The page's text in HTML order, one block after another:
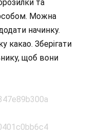
та
Можна
начинку.
какао. Зберігати
щоб вони